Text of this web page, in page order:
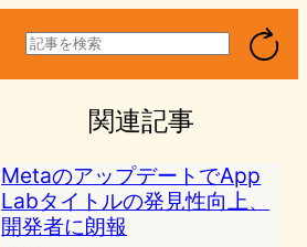
検
索
関連記事
MetaのアップデートでApp
Labタイトルの発見性向上、
開発者に朗報